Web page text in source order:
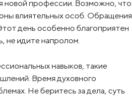
новой профессии. Возможно, что
влиятельных особ. Обращения
день особенно благоприятен
не идите напролом.
навыков, такие
Время духовного
Не беритесь за дела, суть